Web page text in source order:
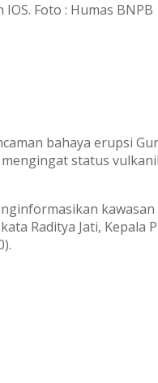
Foto : Humas BNPB
bahaya erupsi
status
kawasan
Raditya Jati, Kepala